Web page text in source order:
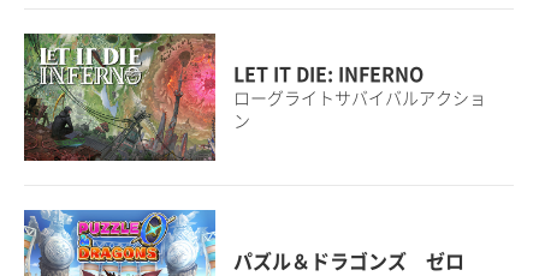
LET IT DIE: INFERNO
ローグライトサバイバルアクショ
ン
パズル＆ドラゴンズ ゼロ